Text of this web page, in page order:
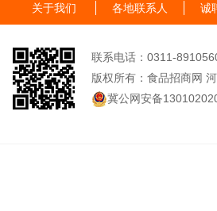
关于我们 各地联系人 诚
联系电话：0311-
版权所有：食品招商网
冀公网安备